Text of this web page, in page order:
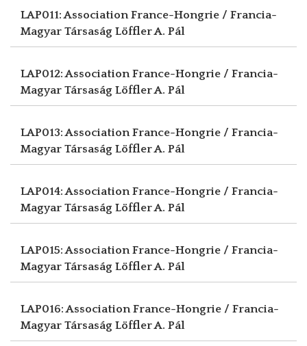
LAP011: Association France-Hongrie / Francia-
Magyar Társaság Löffler A. Pál
LAP012: Association France-Hongrie / Francia-
Magyar Társaság Löffler A. Pál
LAP013: Association France-Hongrie / Francia-
Magyar Társaság Löffler A. Pál
LAP014: Association France-Hongrie / Francia-
Magyar Társaság Löffler A. Pál
LAP015: Association France-Hongrie / Francia-
Magyar Társaság Löffler A. Pál
LAP016: Association France-Hongrie / Francia-
Magyar Társaság Löffler A. Pál